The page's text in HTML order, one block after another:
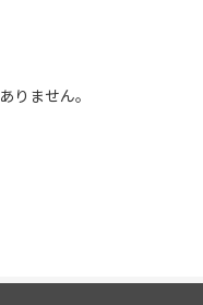
りません。